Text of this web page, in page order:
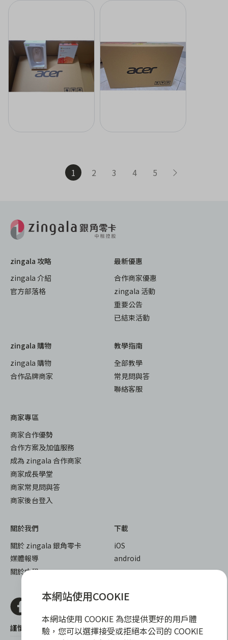
1 2 3 4 5
zingala 攻略
zingala 介紹
官方部落格
最新優惠
合作商家優惠
zingala 活動
重要公告
已結束活動
zingala 購物
zingala 購物
合作品牌商家
教學指南
全部教學
常見問與答
聯絡客服
商家專區
商家合作優勢
合作方案及加值服務
成為 zingala 合作商家
商家成長學堂
商家常見問與答
商家後台登入
關於我們
關於 zingala 銀角零卡
媒體報導
關於中租
下載
iOS
android
謹慎衡量自身財務狀況，理性理財最安心
本網站使用COOKIE
本網站使用 COOKIE 為您提供更好的用戶體
驗，您可以選擇接受或拒絕本公司的 COOKIE